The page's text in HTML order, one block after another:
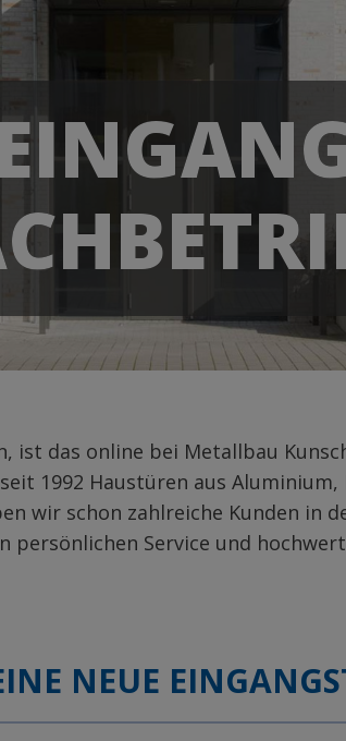
ist das online bei Metallbau
1992 Haustüren aus
wir schon zahlreiche Kunden in
persönlichen Service und
NEUE